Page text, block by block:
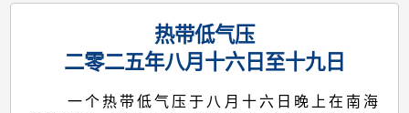
热
热带低气压
二零二五年八月十六日至十九日
一个热带低气压于八月十六日晚上在南海